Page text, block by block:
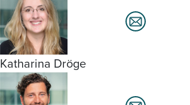
Katharina Dröge